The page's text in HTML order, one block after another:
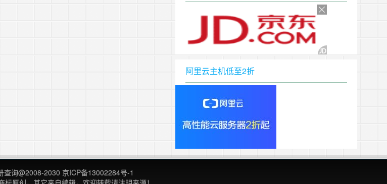
阿里云主机低至2折
查询@2008-2030 京ICP备13002284号-1